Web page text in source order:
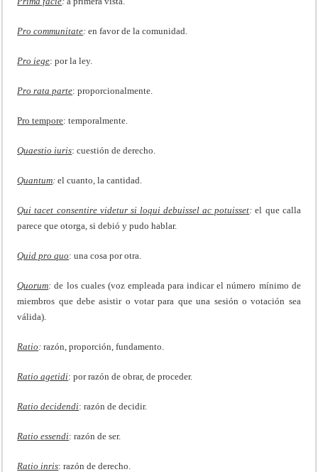
Pro communitate:en favor de la comunidad.
Pro iege: por la ley.
Pro rata parte: proporcionalmente.
Pro tempore: temporalmente.
Quaestio iuris: cuestión de derecho.
Quantum:el cuanto, la cantidad.
Qui tacet consentire videtur si loqui debuissel ac potuisset:el que calla
parece que otorga, si debió y pudo hablar.
Quid pro quo: una cosa por otra.
Quorum:de los cuales (voz empleada para indicar el número mínimo de
miembros que debe asistir o votar para que una sesión o votación sea
válida).
Ratio :razón, proporción, fundamento.
Ratio agetidi: por razón de obrar, de proceder.
Ratio decidendi: razón de decidir.
Ratio essendi: razón de ser.
Ratio inris: razón de derecho.